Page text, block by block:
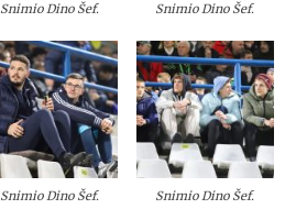
Snimio Dino Šef. Snimio Dino Šef.
Snimio Dino Šef. Snimio Dino Šef.